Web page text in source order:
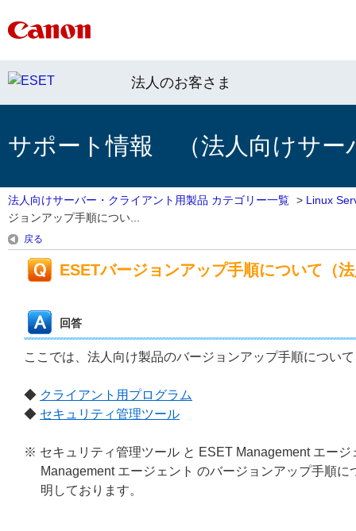
法人のお客さま
サポート情報 （法人向けサー
法人向けサーバー・クライアント用製品 カテゴリー一覧 > Linux
ジョンアップ手順につい...
戻る
ESETバージョンアップ手順について（
回答
ここでは、法人向け製品のバージョンアップ手順につい
◆ クライアント用プログラム
◆ セキュリティ管理ツール
※ セキュリティ管理ツール と ESET Management エー
Management エージェント のバージョンアップ手順
明しております。